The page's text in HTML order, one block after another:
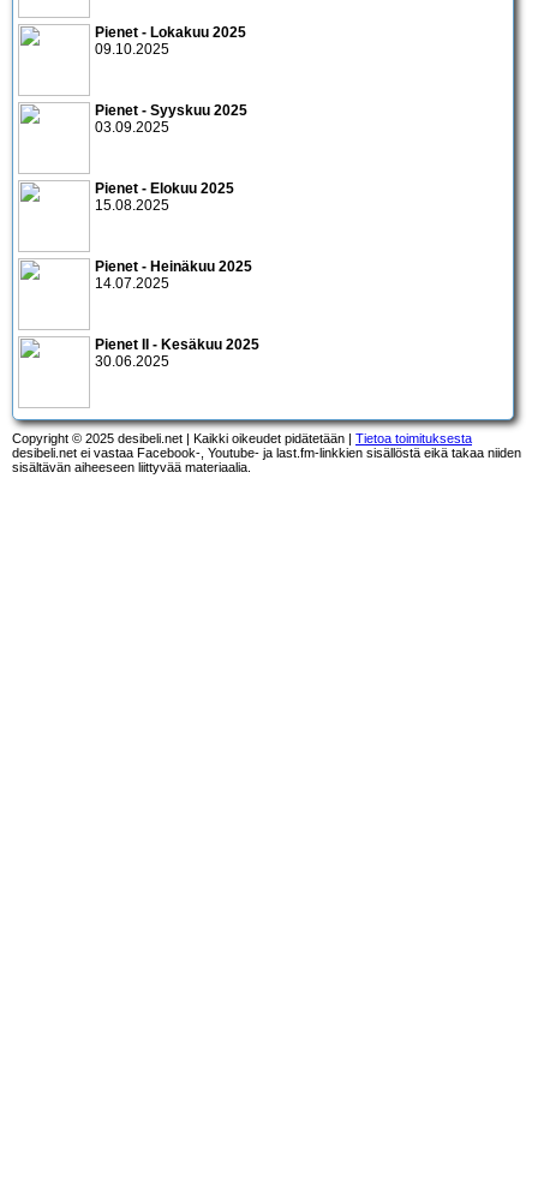
Pienet - Lokakuu 2025
09.10.2025
Pienet - Syyskuu 2025
03.09.2025
Pienet - Elokuu 2025
15.08.2025
Pienet - Heinäkuu 2025
14.07.2025
Pienet II - Kesäkuu 2025
30.06.2025
Copyright © 2025 desibeli.net | Kaikki oikeudet pidätetään | Tietoa toimituksesta
desibeli.net ei vastaa Facebook-, Youtube- ja last.fm-linkkien sisällöstä eikä takaa niiden
sisältävän aiheeseen liittyvää materiaalia.